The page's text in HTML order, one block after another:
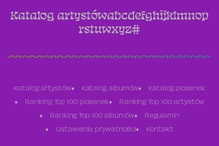
Katalog artystówabcdefghijklmnop
rstuwxyz#
Katalog artystów Katalog albumów Katalog piosenek
Ranking Top 100 piosenek Ranking Top 100 artystów
Ranking Top 100 albumów Regulamin
Ustawienia prywatności Kontakt